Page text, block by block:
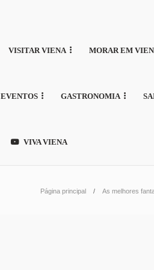
VISITAR VIENA MORAR EM
EVENTOS GASTRONOMIA
VIVA VIENA
Página principal As melhores